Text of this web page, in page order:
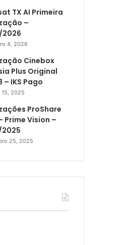
Qi
Qi Compact
Lite
TX AI Primeira
–
4, 2026
Cinebox
Plus Original
– IKS Pago
15, 2025
ProShare
Prime Vision –
25, 2025